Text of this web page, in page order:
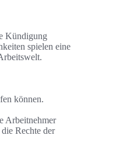
Kündigung
spielen eine
können.
Arbeitnehmer
Rechte der